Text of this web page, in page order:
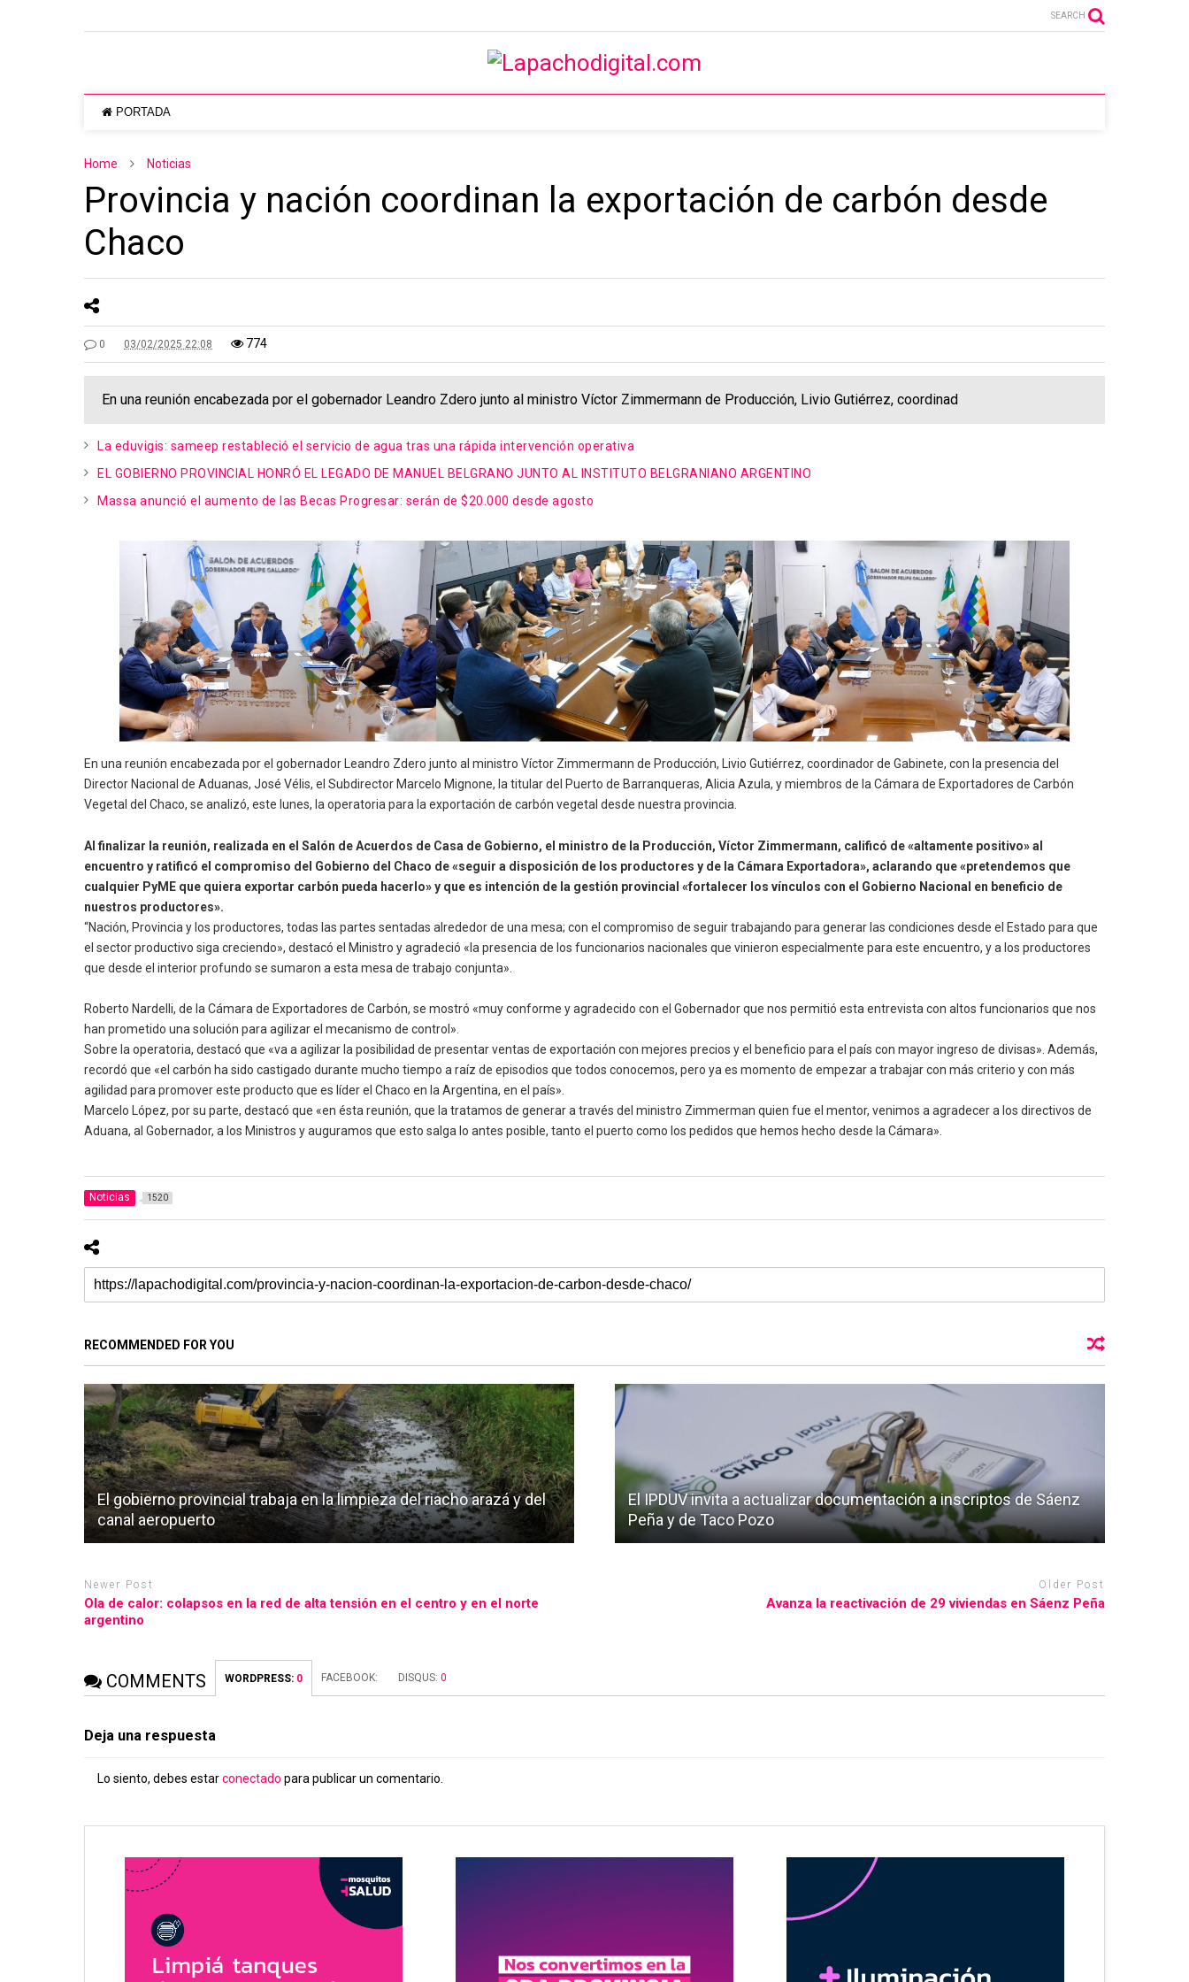
SEARCH
PORTADA
Home Noticias
Provincia y nación coordinan la exportación de carbón desde
Chaco
0 03/02/2025 22:08 774
En una reunión encabezada por el gobernador Leandro Zdero junto al ministro Víctor Zimmermann de Producción, Livio Gutiérrez, coordinad
La eduvigis: sameep restableció el servicio de agua tras una rápida intervención operativa
EL GOBIERNO PROVINCIAL HONRÓ EL LEGADO DE MANUEL BELGRANO JUNTO AL INSTITUTO BELGRANIANO ARGENTINO
Massa anunció el aumento de las Becas Progresar: serán de $20.000 desde agosto
En una reunión encabezada por el gobernador Leandro Zdero junto al ministro Víctor Zimmermann de Producción, Livio Gutiérrez, coordinador de Gabinete, con la presencia del
Director Nacional de Aduanas, José Vélis, el Subdirector Marcelo Mignone, la titular del Puerto de Barranqueras, Alicia Azula, y miembros de la Cámara de Exportadores de Carbón
Vegetal del Chaco, se analizó, este lunes, la operatoria para la exportación de carbón vegetal desde nuestra provincia.
Al finalizar la reunión, realizada en el Salón de Acuerdos de Casa de Gobierno, el ministro de la Producción, Víctor Zimmermann, calificó de «altamente positivo» al
encuentro y ratificó el compromiso del Gobierno del Chaco de «seguir a disposición de los productores y de la Cámara Exportadora», aclarando que «pretendemos que
cualquier PyME que quiera exportar carbón pueda hacerlo» y que es intención de la gestión provincial «fortalecer los vínculos con el Gobierno Nacional en beneficio de
nuestros productores».
“Nación, Provincia y los productores, todas las partes sentadas alrededor de una mesa; con el compromiso de seguir trabajando para generar las condiciones desde el Estado para que
el sector productivo siga creciendo», destacó el Ministro y agradeció «la presencia de los funcionarios nacionales que vinieron especialmente para este encuentro, y a los productores
que desde el interior profundo se sumaron a esta mesa de trabajo conjunta».
Roberto Nardelli, de la Cámara de Exportadores de Carbón, se mostró «muy conforme y agradecido con el Gobernador que nos permitió esta entrevista con altos funcionarios que nos
han prometido una solución para agilizar el mecanismo de control».
Sobre la operatoria, destacó que «va a agilizar la posibilidad de presentar ventas de exportación con mejores precios y el beneficio para el país con mayor ingreso de divisas». Además,
recordó que «el carbón ha sido castigado durante mucho tiempo a raíz de episodios que todos conocemos, pero ya es momento de empezar a trabajar con más criterio y con más
agilidad para promover este producto que es líder el Chaco en la Argentina, en el país».
Marcelo López, por su parte, destacó que «en ésta reunión, que la tratamos de generar a través del ministro Zimmerman quien fue el mentor, venimos a agradecer a los directivos de
Aduana, al Gobernador, a los Ministros y auguramos que esto salga lo antes posible, tanto el puerto como los pedidos que hemos hecho desde la Cámara».
Noticias 1520
RECOMMENDED FOR YOU
El gobierno provincial trabaja en la limpieza del riacho arazá y del
canal aeropuerto
El IPDUV invita a actualizar documentación a inscriptos de Sáenz
Peña y de Taco Pozo
Newer Post
Ola de calor: colapsos en la red de alta tensión en el centro y en el norte
argentino
Older Post
Avanza la reactivación de 29 viviendas en Sáenz Peña
COMMENTS WORDPRESS: 0 FACEBOOK: DISQUS:0
Deja una respuesta
Lo siento, debes estarconectado para publicar un comentario.